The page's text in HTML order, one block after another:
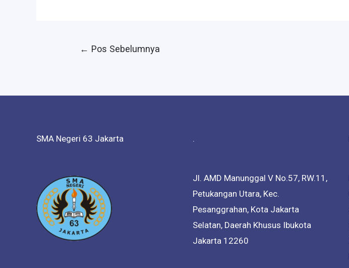
Navigasi
← Pos Sebelumnya
SMA Negeri 63 Jakarta .
Jl. AMD Manunggal V No.57, RW.11,
Petukangan Utara, Kec.
Pesanggrahan, Kota Jakarta
Selatan, Daerah Khusus Ibukota
Jakarta 12260